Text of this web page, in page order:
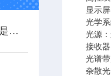
实验室生化培养箱底部有水是什么原因呢？
显示
光学
光源
接收
光谱
杂散